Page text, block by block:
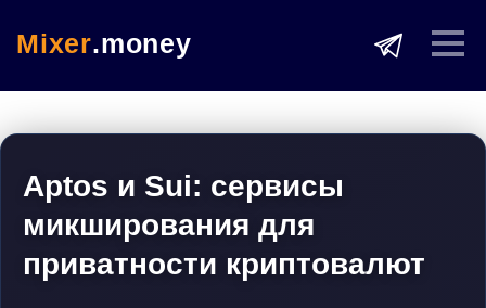
Mixer.money
Aptos и Sui: сервисы
микширования для
приватности криптовалют